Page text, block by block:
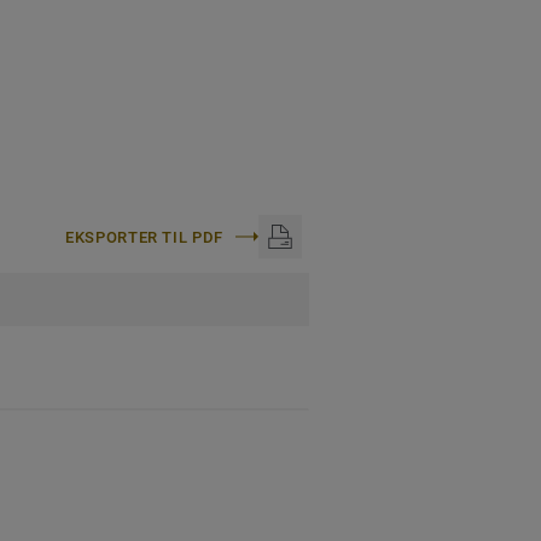
EKSPORTER TIL PDF